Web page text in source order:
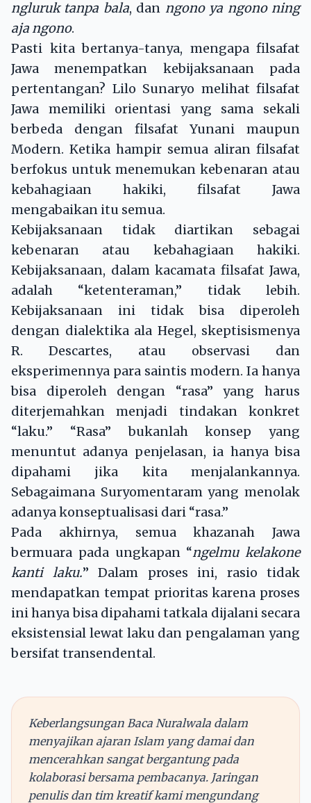
ngluruk tanpa bala, dan ngono ya ngono ning
aja ngono.
Pasti kita bertanya-tanya, mengapa filsafat
Jawa menempatkan kebijaksanaan pada
pertentangan? Lilo Sunaryo melihat filsafat
Jawa memiliki orientasi yang sama sekali
berbeda dengan filsafat Yunani maupun
Modern. Ketika hampir semua aliran filsafat
berfokus untuk menemukan kebenaran atau
kebahagiaan hakiki, filsafat Jawa
mengabaikan itu semua.
Kebijaksanaan tidak diartikan sebagai
kebenaran atau kebahagiaan hakiki.
Kebijaksanaan, dalam kacamata filsafat Jawa,
adalah “ketenteraman,” tidak lebih.
Kebijaksanaan ini tidak bisa diperoleh
dengan dialektika ala Hegel, skeptisismenya
R. Descartes, atau observasi dan
eksperimennya para saintis modern. Ia hanya
bisa diperoleh dengan “rasa” yang harus
diterjemahkan menjadi tindakan konkret
“laku.” “Rasa” bukanlah konsep yang
menuntut adanya penjelasan, ia hanya bisa
dipahami jika kita menjalankannya.
Sebagaimana Suryomentaram yang menolak
adanya konseptualisasi dari “rasa.”
Pada akhirnya, semua khazanah Jawa
bermuara pada ungkapan “ngelmu kelakone
kanti laku.” Dalam proses ini, rasio tidak
mendapatkan tempat prioritas karena proses
ini hanya bisa dipahami tatkala dijalani secara
eksistensial lewat laku dan pengalaman yang
bersifat transendental.
Keberlangsungan Baca Nuralwala dalam
menyajikan ajaran Islam yang damai dan
mencerahkan sangat bergantung pada
kolaborasi bersama pembacanya. Jaringan
penulis dan tim kreatif kami mengundang